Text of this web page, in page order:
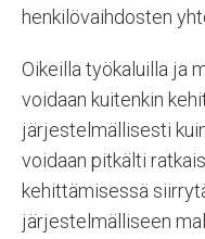
henkilövaihdosten
Oikeilla työkaluilla ja
voidaan kuitenkin
järjestelmällisesti
voidaan pitkälti
kehittämisessä
järjestelmälliseen